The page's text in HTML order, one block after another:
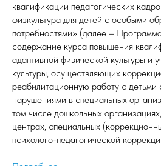
квалификации педагогических
физкультура для детей с особыми
потребностями» (далее –
содержание курса повышения
адаптивной физической культуры и
культуры, осуществляющих
реабилитационную работу с детьми
нарушениями в специальных
том числе дошкольных
центрах, специальных
психолого-педагогической